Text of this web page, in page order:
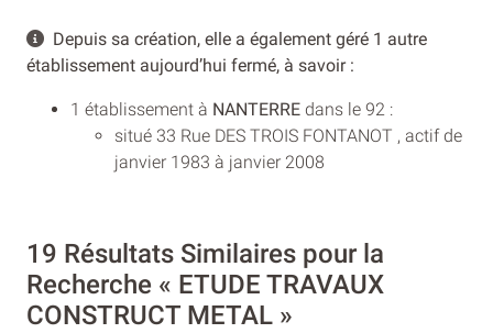
Depuis sa création, elle a également géré 1 autre
établissement aujourd’hui fermé, à savoir :
1 établissement à NANTERRE dans le 92 :
situé 33 Rue DES TROIS FONTANOT , actif de
janvier 1983 à janvier 2008
19 Résultats Similaires pour la
Recherche « ETUDE TRAVAUX
CONSTRUCT METAL »